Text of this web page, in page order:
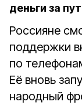
деньги за
Россияне
поддержки
по
Её вновь
народный